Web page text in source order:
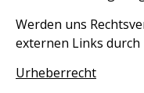
Werden uns
externen Links
Urheberrecht